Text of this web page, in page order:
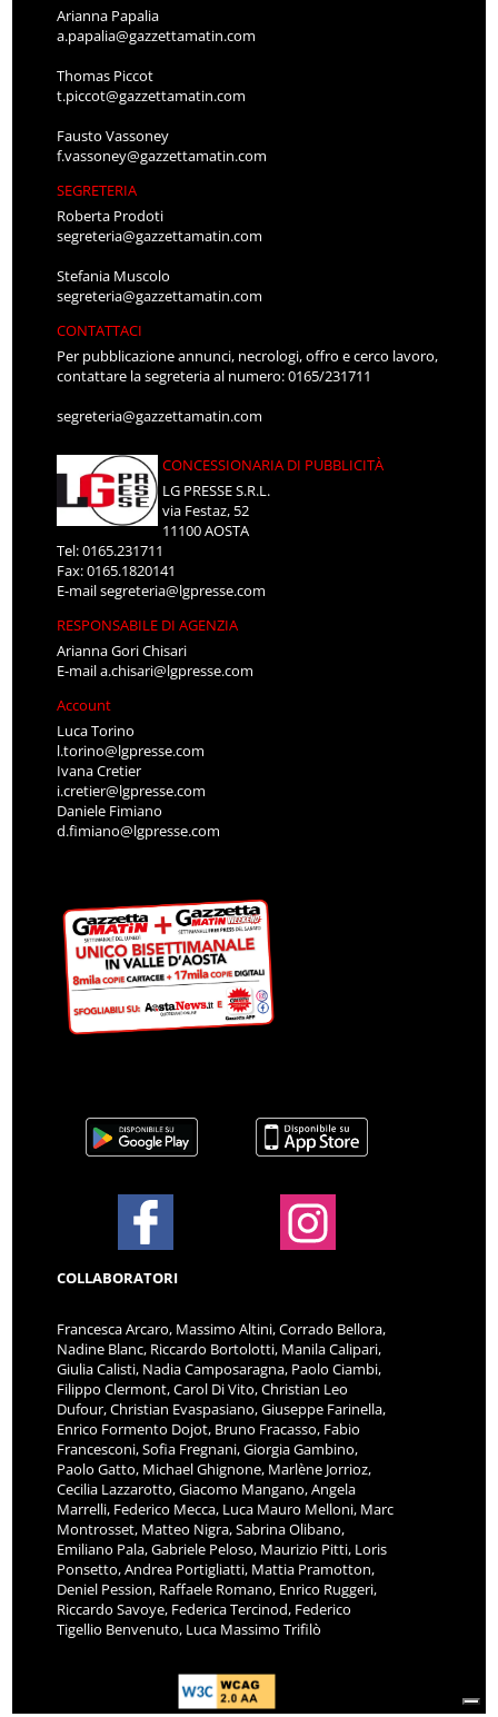
Arianna Papalia
a.papalia@gazzettamatin.com
Thomas Piccot
t.piccot@gazzettamatin.com
Fausto Vassoney
f.vassoney@gazzettamatin.com
SEGRETERIA
Roberta Prodoti
segreteria@gazzettamatin.com
Stefania Muscolo
segreteria@gazzettamatin.com
CONTATTACI
Per pubblicazione annunci, necrologi, offro e cerco lavoro,
contattare la segreteria al numero: 0165/231711
segreteria@gazzettamatin.com
CONCESSIONARIA DI PUBBLICITÀ
LG PRESSE S.R.L.
via Festaz, 52
11100 AOSTA
Tel: 0165.231711
Fax: 0165.1820141
E-mailsegreteria@lgpresse.com
RESPONSABILE DI AGENZIA
Arianna Gori Chisari
E-maila.chisari@lgpresse.com
Account
Luca Torino
l.torino@lgpresse.com
Ivana Cretier
i.cretier@lgpresse.com
Daniele Fimiano
d.fimiano@lgpresse.com
COLLABORATORI
Francesca Arcaro, Massimo Altini, Corrado Bellora,
Nadine Blanc, Riccardo Bortolotti, Manila Calipari,
Giulia Calisti, Nadia Camposaragna, Paolo Ciambi,
Filippo Clermont, Carol Di Vito, Christian Leo
Dufour, Christian Evaspasiano, Giuseppe Farinella,
Enrico Formento Dojot, Bruno Fracasso, Fabio
Francesconi, Sofia Fregnani, Giorgia Gambino,
Paolo Gatto, Michael Ghignone, Marlène Jorrioz,
Cecilia Lazzarotto, Giacomo Mangano, Angela
Marrelli, Federico Mecca, Luca Mauro Melloni, Marc
Montrosset, Matteo Nigra, Sabrina Olibano,
Emiliano Pala, Gabriele Peloso, Maurizio Pitti, Loris
Ponsetto, Andrea Portigliatti, Mattia Pramotton,
Deniel Pession, Raffaele Romano, Enrico Ruggeri,
Riccardo Savoye, Federica Tercinod, Federico
Tigellio Benvenuto, Luca Massimo Trifilò